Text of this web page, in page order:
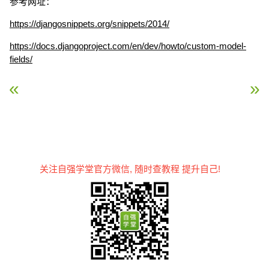
https://djangosnippets.org/snippets/2014/
https://docs.djangoproject.com/en/dev/howto/custom-model-
fields/
« Django QuerySet 进阶 Django 数据表更改 »
关注自强学堂官方微信, 随时查教程 提升自己!